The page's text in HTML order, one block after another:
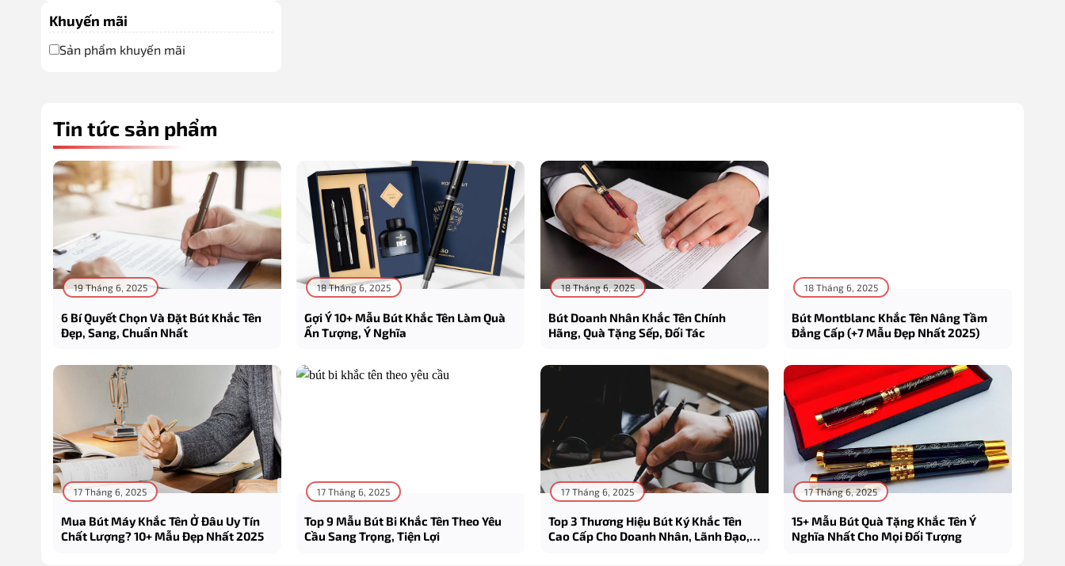
Khuyến mãi
Sản phẩm khuyến mãi
Tin tức sản phẩm
6 Bí Quyết Chọn Và Đặt Bút Khắc Tên
Đẹp, Sang, Chuẩn Nhất
19 Tháng 6, 2025
Gợi Ý 10+ Mẫu Bút Khắc Tên Làm Quà
Ấn Tượng, Ý Nghĩa
18 Tháng 6, 2025
Bút Doanh Nhân Khắc Tên Chính
Hãng, Quà Tặng Sếp, Đối Tác
18 Tháng 6, 2025
Bút Montblanc Khắc Tên Nâng Tầm
Đẳng Cấp (+7 Mẫu Đẹp Nhất 2025)
18 Tháng 6, 2025
Mua Bút Máy Khắc Tên Ở Đâu Uy Tín
Chất Lượng? 10+ Mẫu Đẹp Nhất 2025
17 Tháng 6, 2025
Top 9 Mẫu Bút Bi Khắc Tên Theo Yêu
Cầu Sang Trọng, Tiện Lợi
17 Tháng 6, 2025
Top 3 Thương Hiệu Bút Ký Khắc Tên
Cao Cấp Cho Doanh Nhân, Lãnh Đạo,
17 Tháng 6, 2025
15+ Mẫu Bút Quà Tặng Khắc Tên Ý
Nghĩa Nhất Cho Mọi Đối Tượng
17 Tháng 6, 2025